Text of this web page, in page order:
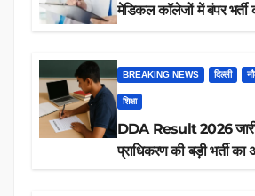
मेडिकल कॉलेजों में बंपर
BREAKING NEWS दिल्ली
शिक्षा
DDA Result 2026
प्राधिकरण की बड़ी भर्ती